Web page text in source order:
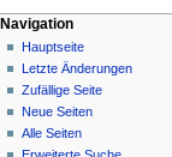
Navigation
Hauptseite
Letzte Änderungen
Zufällige Seite
Neue Seiten
Alle Seiten